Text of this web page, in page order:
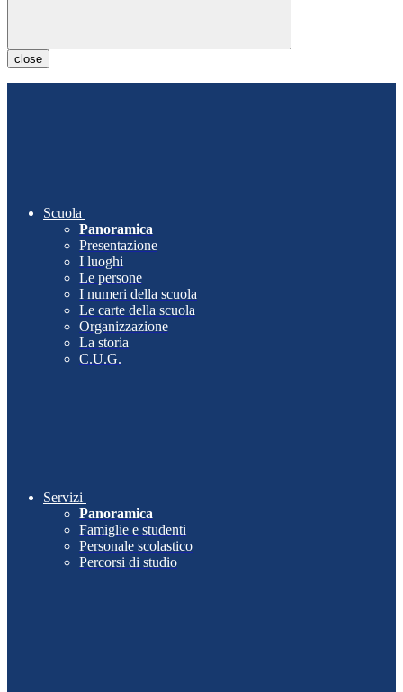
close
Scuola
Panoramica
Presentazione
I luoghi
Le persone
I numeri della scuola
Le carte della scuola
Organizzazione
La storia
C.U.G.
Servizi
Panoramica
Famiglie e studenti
Personale scolastico
Percorsi di studio